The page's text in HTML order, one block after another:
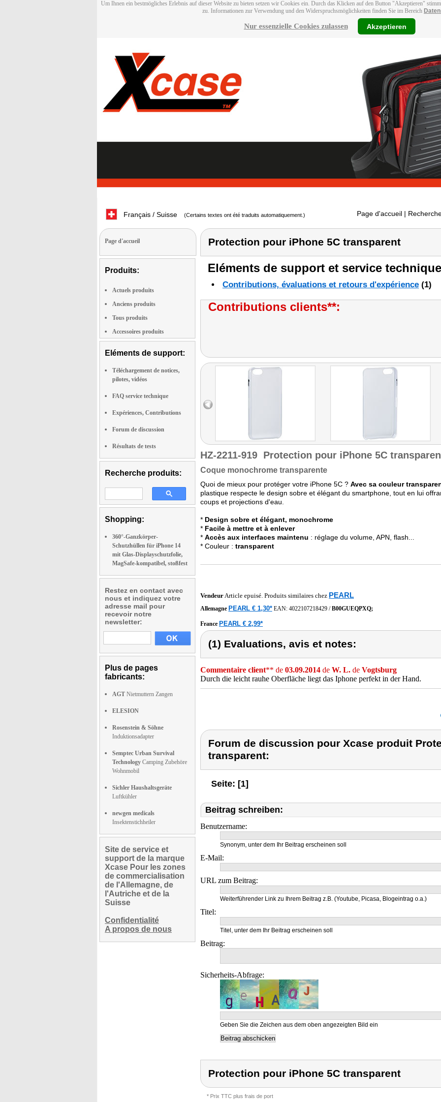
Um Ihnen ein bestmögliches Erlebnis auf dieser Website zu bieten setzen wir Cookies ein. Durch das Klicken auf den Button "Akzeptieren"
zu. Informationen zur Verwendung und den Widerspruchsmöglichkeiten finden Sie im Bereich
Nur essenzielle Cookies zulassen Akzeptieren
Français / Suisse (Certains textes ont été traduits automatiquement.) Page d'accueil |
Page d'accueil
Produits:
Actuels produits
Anciens produits
Tous produits
Accessoires produits
Eléments de support:
Téléchargement de notices,
pilotes, vidéos
FAQ service technique
Expériences, Contributions
Forum de discussion
Résultats de tests
Recherche produits:
Shopping:
360°-Ganzkörper-
Schutzhüllen für iPhone 14
mit Glas-Displayschutzfolie,
MagSafe-kompatibel, stoßfest
Restez en contact avec
nous et indiquez votre
adresse mail pour
recevoir notre
newsletter:
Plus de pages
fabricants:
AGT Nietmuttern Zangen
ELESION
Rosenstein & Söhne
Induktionsadapter
Semptec Urban Survival
Technology Camping Zubehöre
Wohnmobil
Sichler Haushaltsgeräte
Luftkühler
newgen medicals
Insektenstichheiler
Site de service et
support de la marque
Xcase Pour les zones
de commercialisation
de l'Allemagne, de
l'Autriche et de la
Suisse
Confidentialité
A propos de nous
Protection pour iPhone 5C transparent
Eléments de support et service
Contributions, évaluations et retours d'expérience (1)
Contributions clients**:
HZ-2211-919 Protection pour iPhone 5C
Coque monochrome transparente
Quoi de mieux pour protéger votre iPhone 5C ? Avec sa couleur
plastique respecte le design sobre et élégant du smartphone, tout en lui
coups et projections d'eau.
* Design sobre et élégant, monochrome
* Facile à mettre et à enlever
* Accès aux interfaces maintenu : réglage du volume, APN, flash...
* Couleur : transparent
VendeurArticle epuisé. Produits similaires chez PEARL
Allemagne PEARL € 1,30* EAN: 4022107218429 /B00GUEQPXQ;
France PEARL € 2,99*
(1) Evaluations, avis et notes:
Commentaire client** de 03.09.2014 de W. L. de Vogtsburg
Durch die leicht rauhe Oberfläche liegt das Iphone perfekt in der Hand.
Forum de discussion pour Xcase produit
transparent:
Seite: [1]
Beitrag schreiben:
Benutzername:
Synonym, unter dem Ihr Beitrag erscheinen soll
E-Mail:
URL zum Beitrag:
Weiterführender Link zu Ihrem Beitrag z.B. (Youtube, Picasa, Blogeintrag o.a.)
Titel:
Titel, unter dem Ihr Beitrag erscheinen soll
Beitrag:
Sicherheits-Abfrage:
Geben Sie die Zeichen aus dem oben angezeigten Bild ein
Protection pour iPhone 5C transparent
* Prix TTC plus frais de port